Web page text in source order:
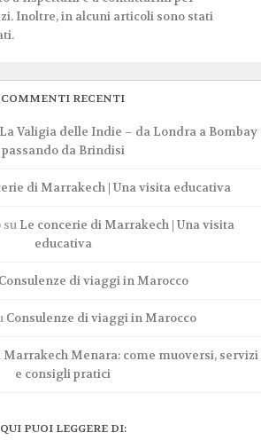
Inoltre, in alcuni articoli sono stati
COMMENTI RECENTI
La Valigia delle Indie – da Londra a Bombay
passando da Brindisi
di Marrakech | Una visita educativa
su Le concerie di Marrakech | Una visita
educativa
Consulenze di viaggi in Marocco
Consulenze di viaggi in Marocco
Marrakech Menara: come muoversi, servizi
e consigli pratici
QUI PUOI LEGGERE DI: